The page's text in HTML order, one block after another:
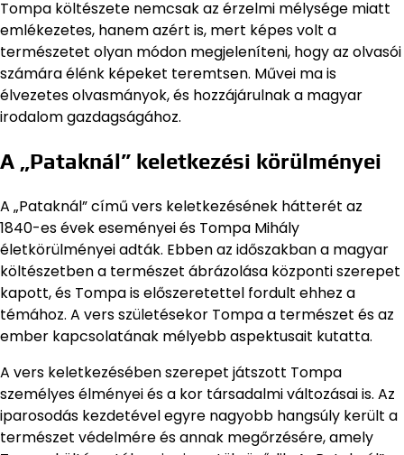
Tompa költészete nemcsak az érzelmi mélysége miatt
emlékezetes, hanem azért is, mert képes volt a
természetet olyan módon megjeleníteni, hogy az olvasói
számára élénk képeket teremtsen. Művei ma is
élvezetes olvasmányok, és hozzájárulnak a magyar
irodalom gazdagságához.
A „Pataknál” keletkezési körülményei
A „Pataknál” című vers keletkezésének hátterét az
1840-es évek eseményei és Tompa Mihály
életkörülményei adták. Ebben az időszakban a magyar
költészetben a természet ábrázolása központi szerepet
kapott, és Tompa is előszeretettel fordult ehhez a
témához. A vers születésekor Tompa a természet és az
ember kapcsolatának mélyebb aspektusait kutatta.
A vers keletkezésében szerepet játszott Tompa
személyes élményei és a kor társadalmi változásai is. Az
iparosodás kezdetével egyre nagyobb hangsúly került a
természet védelmére és annak megőrzésére, amely